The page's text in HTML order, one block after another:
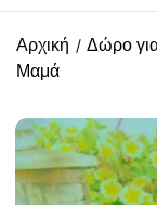
Αρχική Δώρο
Μαμά